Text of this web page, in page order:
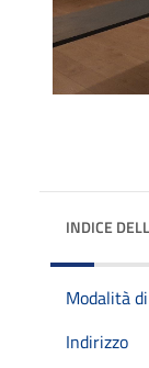
INDICE
Modalità
Indirizzo